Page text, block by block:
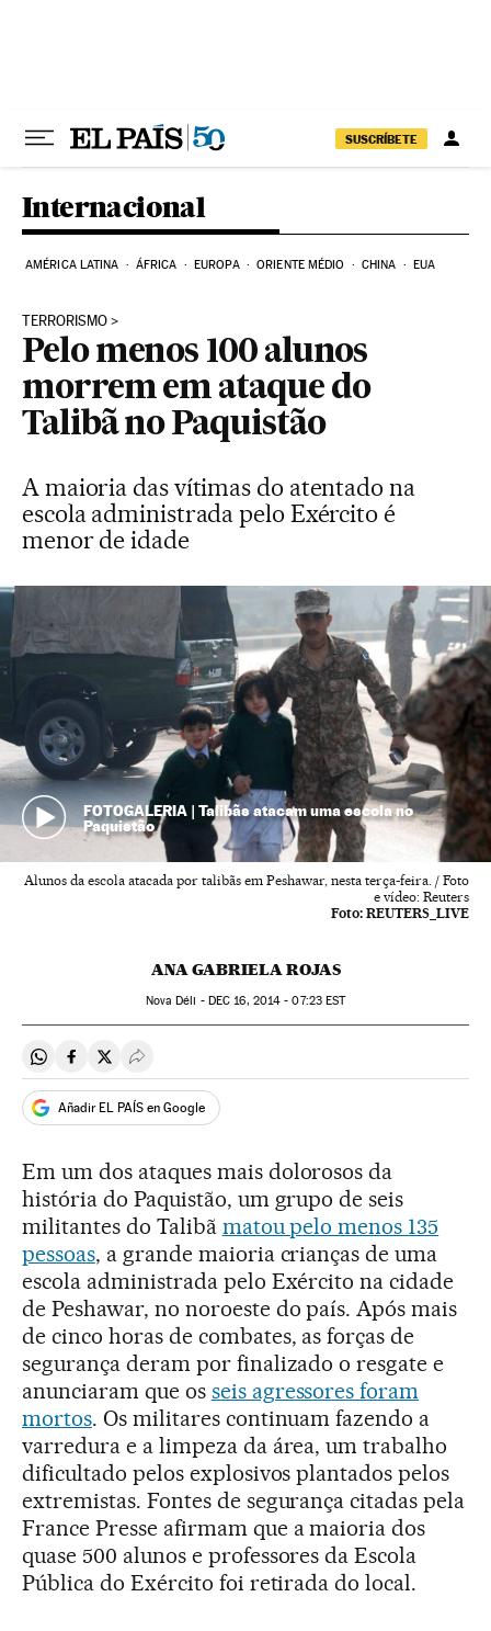
SUSCRÍBETE
Internacional
AMÉRICA LATINA ÁFRICA EUROPA ORIENTE MÉDIO CHINA EUA
TERRORISMO
Pelo menos 100 alunos
morrem em ataque do
Talibã no Paquistão
A maioria das vítimas do atentado na
escola administrada pelo Exército é
menor de idade
FOTOGALERIA | Talibãs atacam uma escola no
Paquistão
Alunos da escola atacada por talibãs em Peshawar, nesta terça-feira. / Foto
e vídeo: Reuters
Foto: REUTERS_LIVE
ANA GABRIELA ROJAS
Nova Déli - DEC 16, 2014 - 07:23EST
Compartir en Whatsapp
Compartir en Facebook
Compartir en Twitter
Desplegar Redes Sociales
Añadir EL PAÍS en Google
Em um dos ataques mais dolorosos da
história do Paquistão, um grupo de seis
militantes do Talibã matou pelo menos 135
pessoas, a grande maioria crianças de uma
escola administrada pelo Exército na cidade
de Peshawar, no noroeste do país. Após mais
de cinco horas de combates, as forças de
segurança deram por finalizado o resgate e
anunciaram que os seis agressores foram
mortos. Os militares continuam fazendo a
varredura e a limpeza da área, um trabalho
dificultado pelos explosivos plantados pelos
extremistas. Fontes de segurança citadas pela
France Presse afirmam que a maioria dos
quase 500 alunos e professores da Escola
Pública do Exército foi retirada do local.